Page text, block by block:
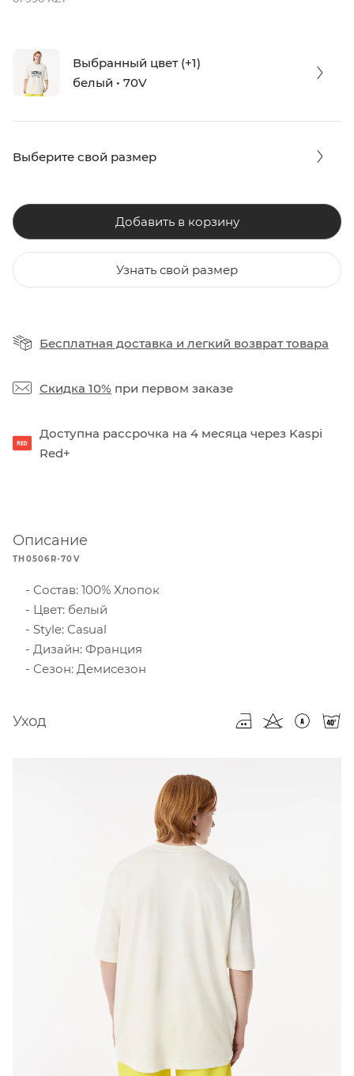
Выбранный цвет (+1)
белый • 70V
Выберите свой размер
Добавить в корзину
Узнать свой размер
Бесплатная доставка и легкий возврат товара
Скидка 10% при первом заказе
Доступна рассрочка на 4 месяца через Kaspi
Red+
Описание
TH0506R-70V
Состав: 100% Хлопок
Цвет: белый
Style: Casual
Дизайн: Франция
Сезон: Демисезон
Уход